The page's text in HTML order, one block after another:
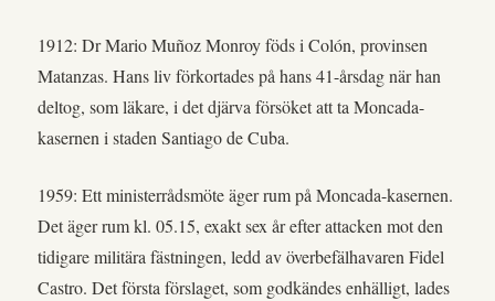
1912: Dr Mario Muñoz Monroy föds i Colón, provinsen
Matanzas. Hans liv förkortades på hans 41-årsdag när han
deltog, som läkare, i det djärva försöket att ta Moncada-
kasernen i staden Santiago de Cuba.
1959: Ett ministerrådsmöte äger rum på Moncada-kasernen.
Det äger rum kl. 05.15, exakt sex år efter attacken mot den
tidigare militära fästningen, ledd av överbefälhavaren Fidel
Castro. Det första förslaget, som godkändes enhälligt, lades